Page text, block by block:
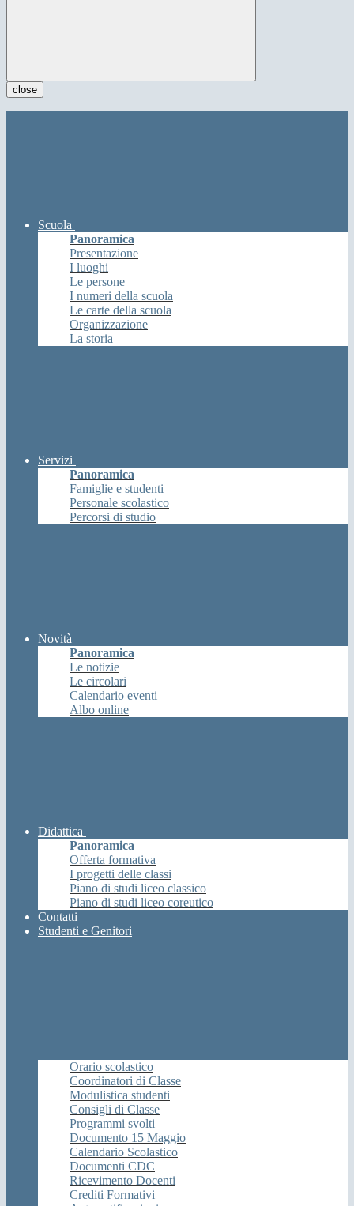
close
Scuola
Panoramica
Presentazione
I luoghi
Le persone
I numeri della scuola
Le carte della scuola
Organizzazione
La storia
Servizi
Panoramica
Famiglie e studenti
Personale scolastico
Percorsi di studio
Novità
Panoramica
Le notizie
Le circolari
Calendario eventi
Albo online
Didattica
Panoramica
Offerta formativa
I progetti delle classi
Piano di studi liceo classico
Piano di studi liceo coreutico
Contatti
Studenti e Genitori
Orario scolastico
Coordinatori di Classe
Modulistica studenti
Consigli di Classe
Programmi svolti
Documento 15 Maggio
Calendario Scolastico
Documenti CDC
Ricevimento Docenti
Crediti Formativi